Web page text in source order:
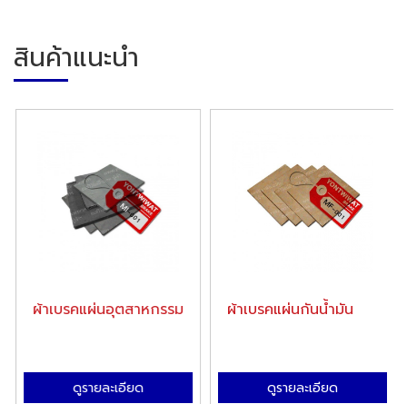
สินค้าแนะนำ
ผ้าเบรคแผ่นอุตสาหกรรม
ดูรายละเอียด
ผ้าเบรคแผ่นกันน้ำมัน
ดูรายละเอียด